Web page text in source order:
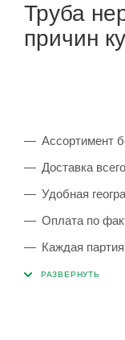
Труба
причин
Ассортимент
Доставка
Удобная
Оплата по
Каждая
Сервисные